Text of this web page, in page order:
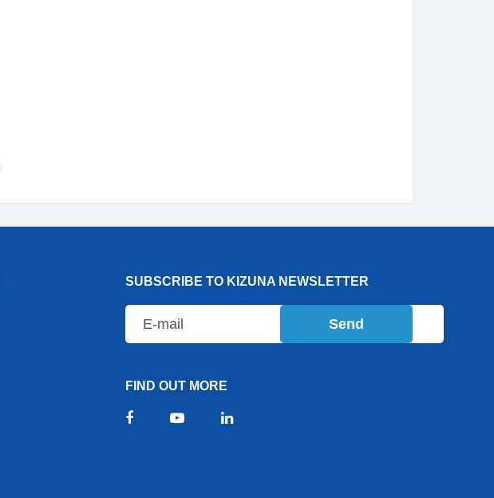
SUBSCRIBE TO KIZUNA NEWSLETTER
Send
FIND OUT MORE